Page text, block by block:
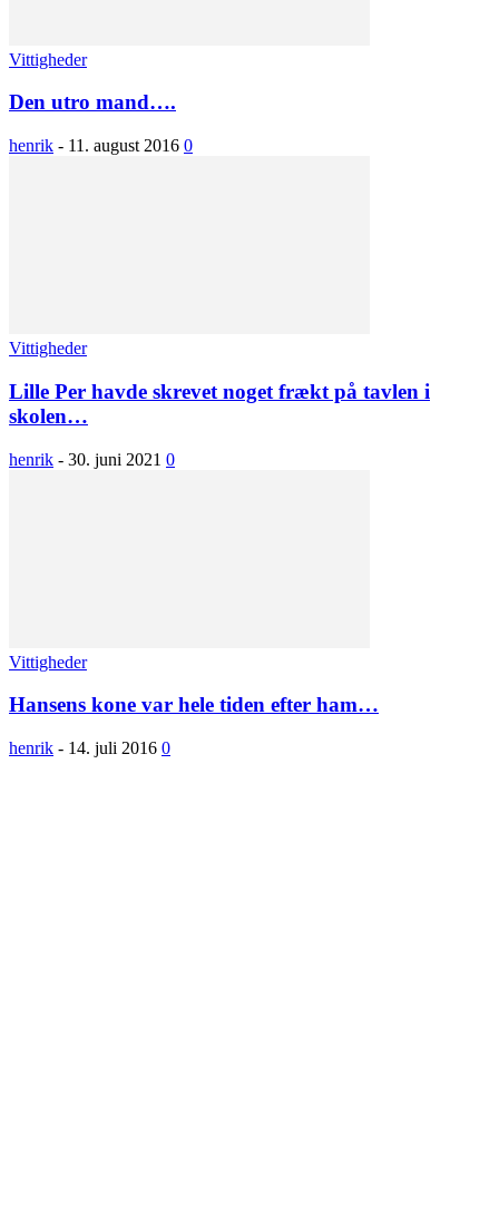
Vittigheder
Den utro mand….
henrik - 11. august 2016 0
Vittigheder
Lille Per havde skrevet noget frækt på tavlen i
skolen…
henrik - 30. juni 2021 0
Vittigheder
Hansens kone var hele tiden efter ham…
henrik - 14. juli 2016 0